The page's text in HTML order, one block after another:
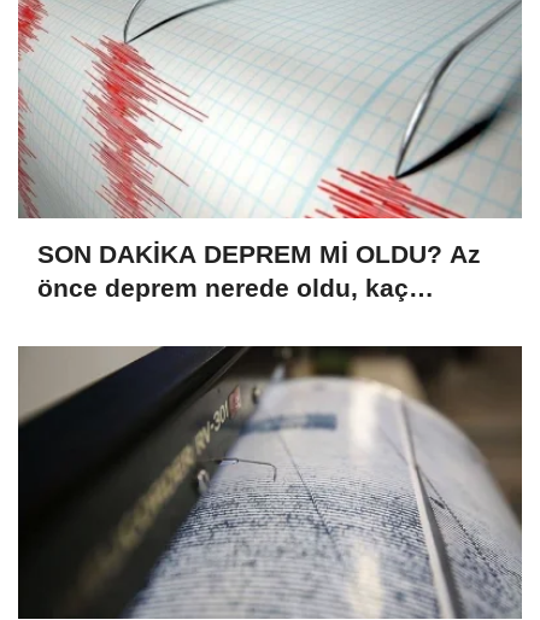
SON DAKİKA DEPREM Mİ OLDU? Az
önce deprem nerede oldu, kaç
Kandilli)